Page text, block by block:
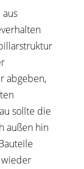
abgeben,
sollte die
außen hin